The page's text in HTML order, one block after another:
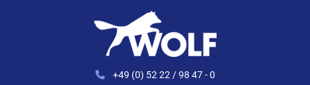
+49 (0) 52 22 / 98 47 - 0